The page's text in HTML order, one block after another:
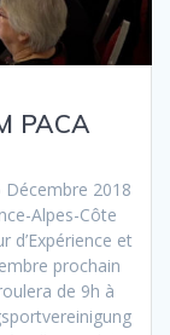
PACA
Décembre 2018
Alpes-Côte
d’Expérience et
prochain
de 9h à